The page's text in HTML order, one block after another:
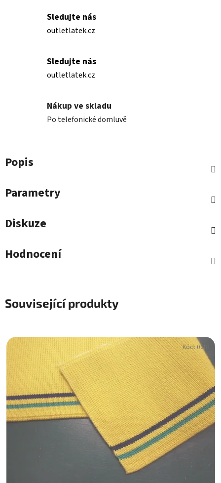
Sledujte nás
outletlatek.cz
Sledujte nás
outletlatek.cz
Nákup ve skladu
Po telefonické domluvě
Popis
Parametry
Diskuze
Hodnocení
Související produkty
Kód:0681